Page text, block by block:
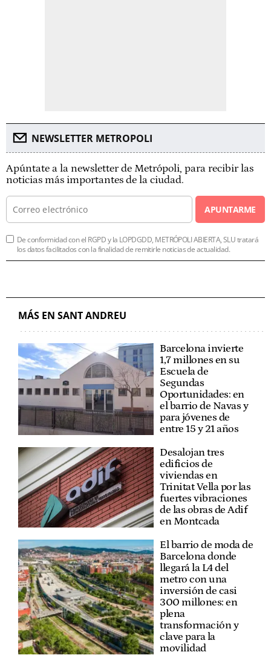
NEWSLETTER METROPOLI
Apúntate a la newsletter de Metrópoli, para recibir las
noticias más importantes de la ciudad.
APUNTARME
De conformidad con el RGPD y la LOPDGDD, METRÓPOLI ABIERTA, SLU tratará
los datos facilitados con la finalidad de remitirle noticias de actualidad.
MÁS EN SANT ANDREU
Barcelona invierte
1,7 millones en su
Escuela de
Segundas
Oportunidades: en
el barrio de Navas y
para jóvenes de
entre 15 y 21 años
Desalojan tres
edificios de
viviendas en
Trinitat Vella por las
fuertes vibraciones
de las obras de Adif
en Montcada
El barrio de moda de
Barcelona donde
llegará la L4 del
metro con una
inversión de casi
300 millones: en
plena
transformación y
clave para la
movilidad